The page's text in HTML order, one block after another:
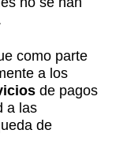
como parte
a los
de pagos
a las
de